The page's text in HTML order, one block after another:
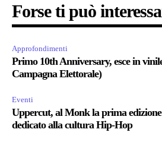
Forse ti può
Approfondimenti
Primo 10th Anniversary, esce in
Campagna Elettorale)
Eventi
Uppercut, al Monk la prima
dedicato alla cultura Hip-Hop